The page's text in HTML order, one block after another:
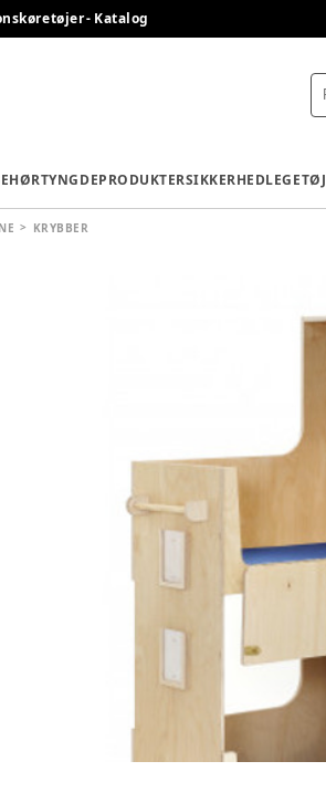
- Katalog
TYNGDEPRODUKTERSIKKERHEDLEGETØJ
KRYBBER